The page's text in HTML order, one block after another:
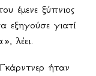
έμενε ξύπνιος
εξηγούσε γιατί
λέει.
ήταν